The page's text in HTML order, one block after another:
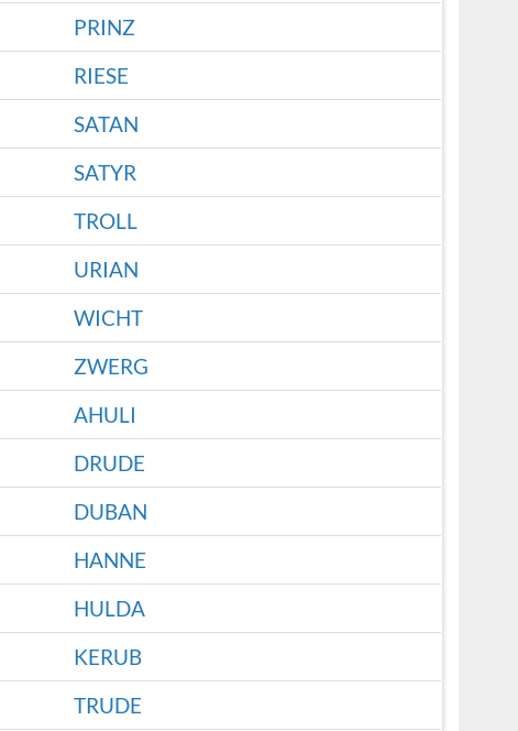
PRINZ
RIESE
SATAN
SATYR
TROLL
URIAN
WICHT
ZWERG
AHULI
DRUDE
DUBAN
HANNE
HULDA
KERUB
TRUDE